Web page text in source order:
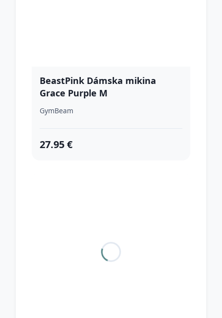
BeastPink Dámska mikina
Grace Purple M
GymBeam
27.95 €